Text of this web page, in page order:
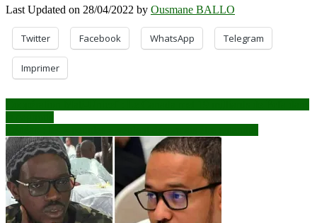
Last Updated on 28/04/2022 by Ousmane BALLO
Twitter Facebook WhatsApp Telegram
Imprimer
Navigation
de
l’article